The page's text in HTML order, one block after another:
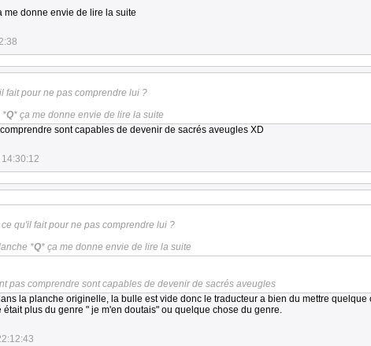
me donne envie de lire la suite
fait pour ne pas comprendre lui ?
*Q* ça me donne envie de lire la suite
sont capables de devenir de sacrés aveugles XD
qu'il fait pour ne pas comprendre lui ?
*Q* ça me donne envie de lire la suite
pas comprendre sont capables de devenir de sacrés aveugles
la planche originelle, la bulle est vide donc le traducteur a bien du mettre quelque
plus du genre " je m'en doutais" ou quelque chose du genre.